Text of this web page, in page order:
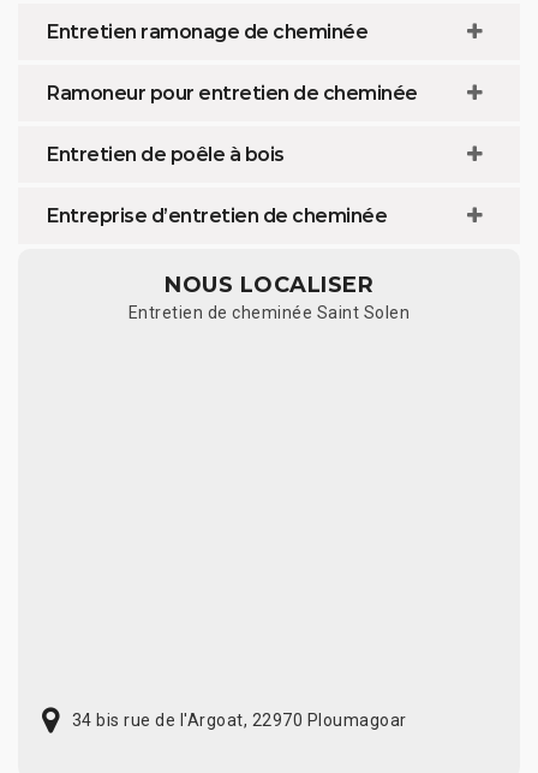
Entretien ramonage de cheminée
Ramoneur pour entretien de cheminée
Entretien de poêle à bois
Entreprise d’entretien de cheminée
NOUS LOCALISER
Entretien de cheminée Saint Solen
34 bis rue de l'Argoat, 22970 Ploumagoar